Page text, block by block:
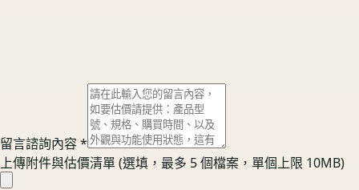
留言諮詢內容*
上傳附件與估價清單(選填，最多 5 個檔案，單個上限 10MB)